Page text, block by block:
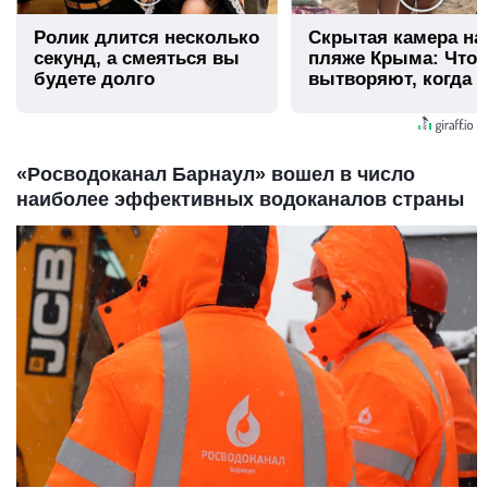
Ролик длится несколько
секунд, а смеяться вы
будете долго
Скрытая камера на
пляже Крыма: Что
вытворяют, когда
«Росводоканал Барнаул» вошел в число
наиболее эффективных водоканалов страны